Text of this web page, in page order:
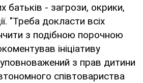
батьків - загрози, окрики,
"Треба докласти всіх
з подібною порочною
ініціативу
з прав дитини
співтовариства